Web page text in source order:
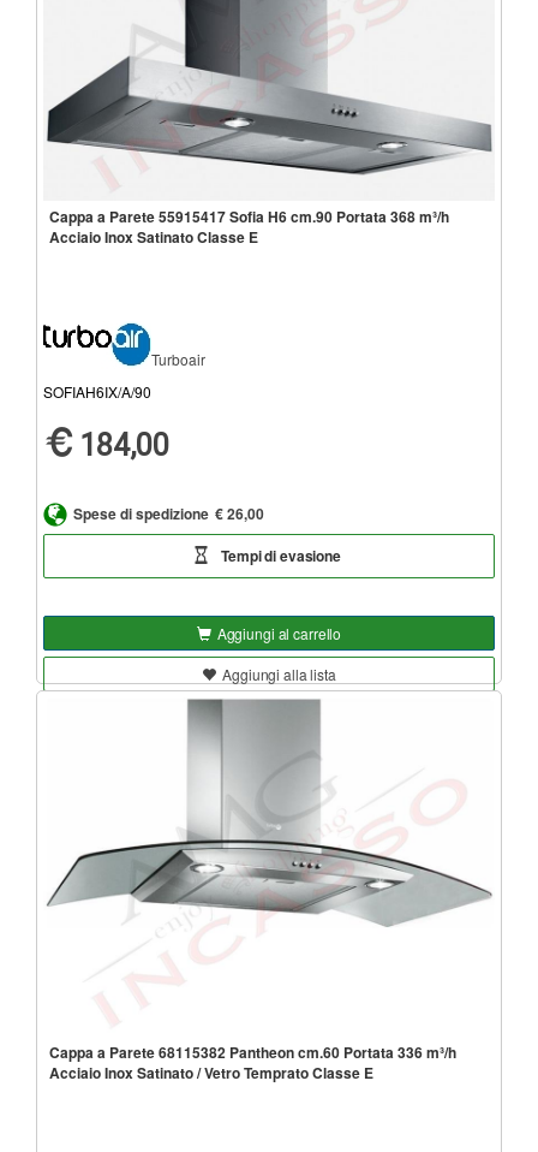
Cappa a Parete 55915417 Sofia H6 cm.90 Portata 368 m³/h
Acciaio Inox Satinato Classe E
Turboair
SOFIAH6IX/A/90
184,00
Spese di spedizione € 26,00
Tempi di evasione
Aggiungi al carrello
Aggiungi alla lista
Cappa a Parete 68115382 Pantheon cm.60 Portata 336 m³/h
Acciaio Inox Satinato / Vetro Temprato Classe E